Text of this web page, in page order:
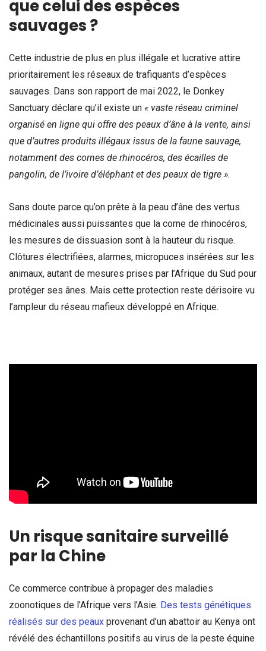
que celui des espèces
sauvages ?
Cette industrie de plus en plus illégale et lucrative attire
prioritairement les réseaux de trafiquants d’espèces
sauvages. Dans son rapport de mai 2022, le Donkey
Sanctuary déclare qu’il existe un « vaste réseau criminel
organisé en ligne qui offre des peaux d’âne à la vente, ainsi
que d’autres produits illégaux issus de la faune sauvage,
notamment des cornes de rhinocéros, des écailles de
pangolin, de l’ivoire d’éléphant et des peaux de tigre ».
Sans doute parce qu’on prête à la peau d’âne des vertus
médicinales aussi puissantes que la corne de rhinocéros,
les mesures de dissuasion sont à la hauteur du risque.
Clôtures électrifiées, alarmes, micropuces insérées sur les
animaux, autant de mesures prises par l’Afrique du Sud pour
protéger ses ânes. Mais cette protection reste dérisoire vu
l’ampleur du réseau mafieux développé en Afrique.
Un risque sanitaire surveillé
par la Chine
Ce commerce contribue à propager des maladies
zoonotiques de l’Afrique vers l’Asie. Des tests génétiques
réalisés sur des peaux provenant d’un abattoir au Kenya ont
révélé des échantillons positifs au virus de la peste équine